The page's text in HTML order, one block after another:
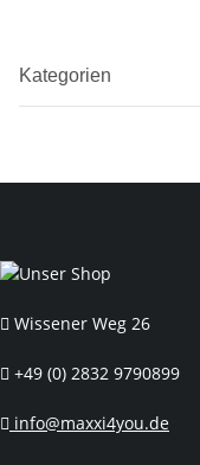
Kategorien
Wissener Weg 26
+49 (0) 2832 9790899
info@maxxi4you.de